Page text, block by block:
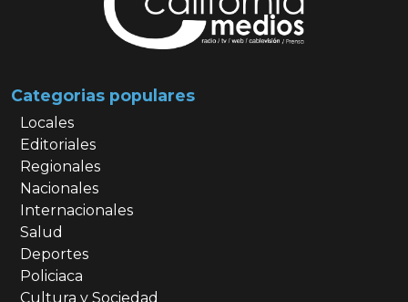
Categorias populares
Locales
Editoriales
Regionales
Nacionales
Internacionales
Salud
Deportes
Policiaca
Cultura y Sociedad